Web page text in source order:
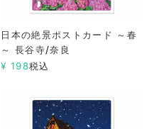
日本の絶景ポストカード ～春
～ 長谷寺/奈良
¥ 198税込